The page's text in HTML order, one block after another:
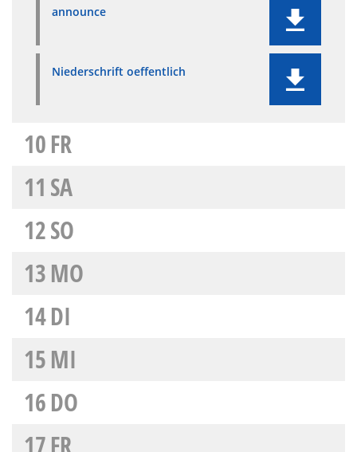
announce
Niederschrift oeffentlich
10FR
11 SA
12SO
13MO
14DI
15MI
16DO
17FR